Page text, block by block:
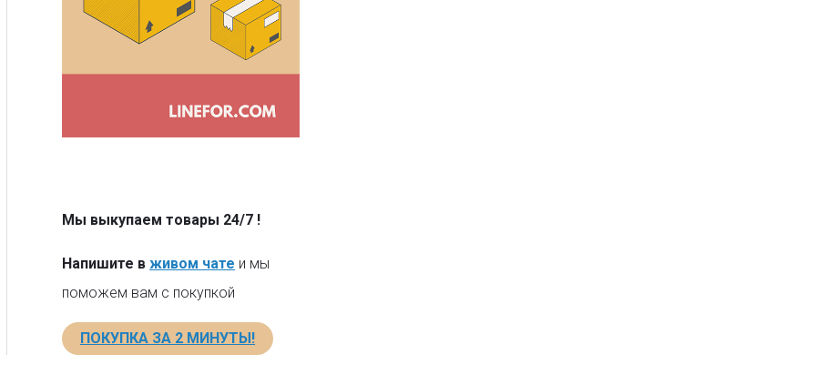
Мы выкупаем товары 24/7 !
Напишите в живом чате и мы
поможем вам с покупкой
ПОКУПКА ЗА 2 МИНУТЫ!